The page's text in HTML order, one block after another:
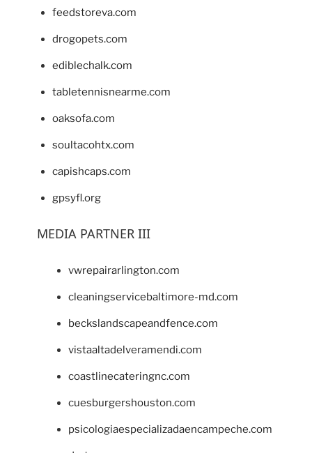
feedstoreva.com
drogopets.com
ediblechalk.com
tabletennisnearme.com
oaksofa.com
soultacohtx.com
capishcaps.com
gpsyfl.org
MEDIA PARTNER III
vwrepairarlington.com
cleaningservicebaltimore-md.com
beckslandscapeandfence.com
vistaaltadelveramendi.com
coastlinecateringnc.com
cuesburgershouston.com
psicologiaespecializadaencampeche.com